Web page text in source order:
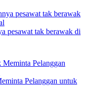
pesawat tak berawak di
Pelanggan untuk